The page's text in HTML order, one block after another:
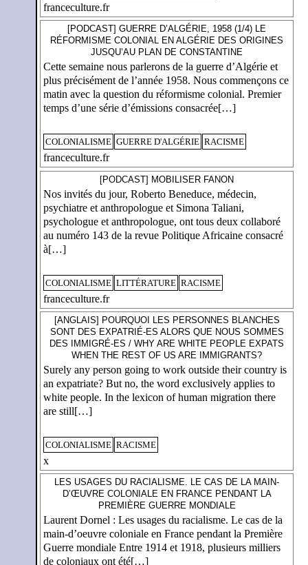
franceculture.fr
[PODCAST] GUERRE D’ALGÉRIE, 1958 (1/4) LE
RÉFORMISME COLONIAL EN ALGÉRIE DES ORIGINES
JUSQU’AU PLAN DE CONSTANTINE
Cette semaine nous parlerons de la guerre d’Algérie et
plus précisément de l’année 1958. Nous commençons ce
matin avec la question du réformisme colonial. Premier
temps d’une série d’émissions consacrée[…]
COLONIALISME GUERRE D'ALGÉRIE RACISME
franceculture.fr
[PODCAST] MOBILISER FANON
Nos invités du jour, Roberto Beneduce, médecin,
psychiatre et anthropologue et Simona Taliani,
psychologue et anthropologue, ont tous deux collaboré
au numéro 143 de la revue Politique Africaine consacré
à[…]
COLONIALISME LITTÉRATURE RACISME
franceculture.fr
[ANGLAIS] POURQUOI LES PERSONNES BLANCHES
SONT DES EXPATRIÉ-ES ALORS QUE NOUS SOMMES
DES IMMIGRÉ-ES / WHY ARE WHITE PEOPLE EXPATS
WHEN THE REST OF US ARE IMMIGRANTS?
Surely any person going to work outside their country is
an expatriate? But no, the word exclusively applies to
white people. In the lexicon of human migration there
are still[…]
COLONIALISME RACISME
x
LES USAGES DU RACIALISME. LE CAS DE LA MAIN-
D’ŒUVRE COLONIALE EN FRANCE PENDANT LA
PREMIÈRE GUERRE MONDIALE
Laurent Dornel : Les usages du racialisme. Le cas de la
main-d’oeuvre coloniale en France pendant la Première
Guerre mondiale Entre 1914 et 1918, plusieurs milliers
de coloniaux ont été[…]